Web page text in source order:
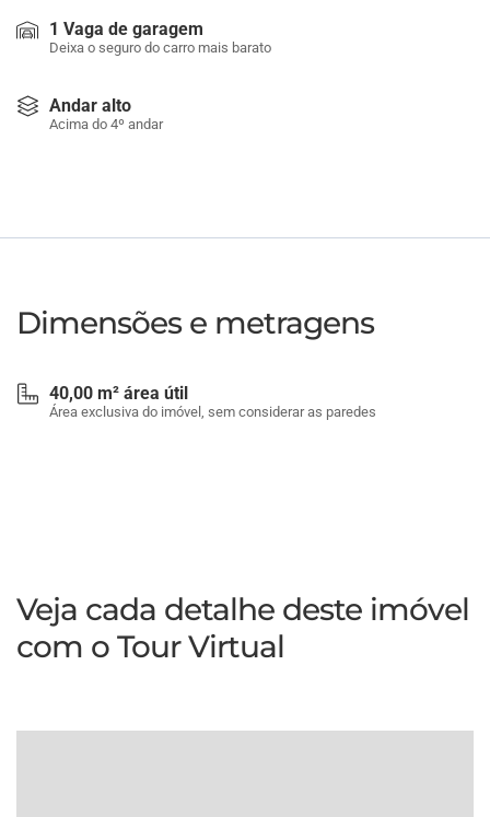
1 Vaga de garagem
Deixa o seguro do carro mais barato
Andar alto
Acima do 4º andar
Dimensões e metragens
40,00 m² área útil
Área exclusiva do imóvel, sem considerar as paredes
Veja cada detalhe deste imóvel
com o Tour Virtual